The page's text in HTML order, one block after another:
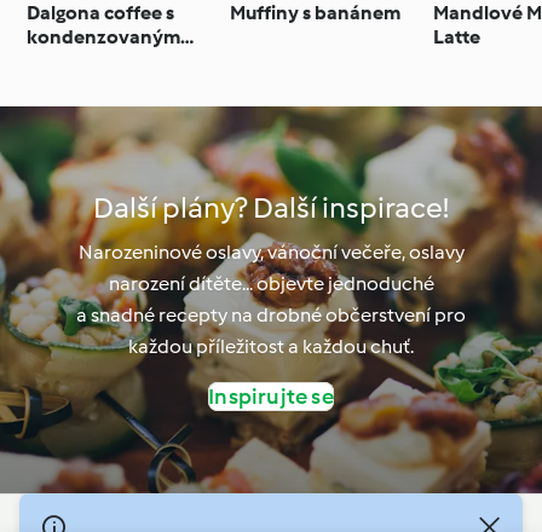
Dalgona coffee s
kondenzovaným
Muffiny s banánem
Mandlové
Latte
Další plány? Další inspirace!
Narozeninové oslavy, vánoční večeře, oslavy
narození dítěte... objevte jednoduché
a snadné recepty na drobné občerstvení pro
každou příležitost a každou chuť.
Inspirujte se